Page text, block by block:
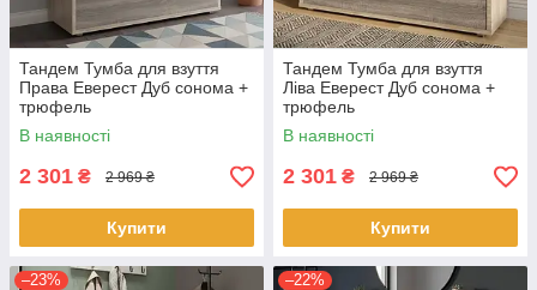
Тандем Тумба для взуття
Права Еверест Дуб сонома +
трюфель
В наявності
2 301 ₴ 2 969 ₴
Купити
Тандем Тумба для взуття
Ліва Еверест Дуб сонома +
трюфель
В наявності
2 301 ₴ 2 969 ₴
Купити
–23% –22%